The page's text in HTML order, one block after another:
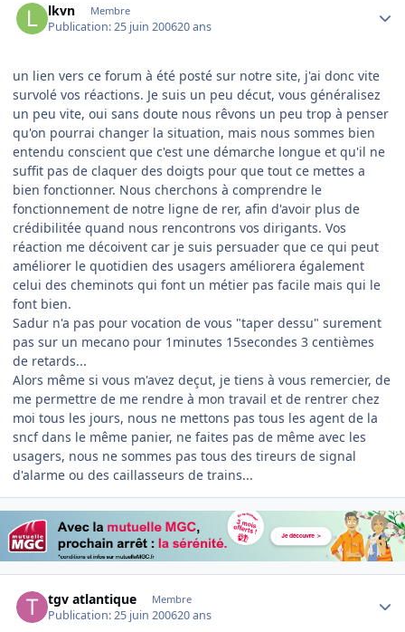
lkvn Membre
Publication:25 juin 200620 ans
un lien vers ce forum à été posté sur notre site, j'ai donc vite
survolé vos réactions. Je suis un peu décut, vous généralisez
un peu vite, oui sans doute nous rêvons un peu trop à penser
qu'on pourrai changer la situation, mais nous sommes bien
entendu conscient que c'est une démarche longue et qu'il ne
suffit pas de claquer des doigts pour que tout ce mettes a
bien fonctionner. Nous cherchons à comprendre le
fonctionnement de notre ligne de rer, afin d'avoir plus de
crédibilitée quand nous rencontrons vos dirigants. Vos
réaction me décoivent car je suis persuader que ce qui peut
améliorer le quotidien des usagers améliorera également
celui des cheminots qui font un métier pas facile mais qui le
font bien.
Sadur n'a pas pour vocation de vous "taper dessu" surement
pas sur un mecano pour 1minutes 15secondes 3 centièmes
de retards...
Alors même si vous m'avez deçut, je tiens à vous remercier, de
me permettre de me rendre à mon travail et de rentrer chez
moi tous les jours, nous ne mettons pas tous les agent de la
sncf dans le même panier, ne faites pas de même avec les
usagers, nous ne sommes pas tous des tireurs de signal
d'alarme ou des caillasseurs de trains...
tgv atlantique Membre
Publication:25 juin 200620 ans